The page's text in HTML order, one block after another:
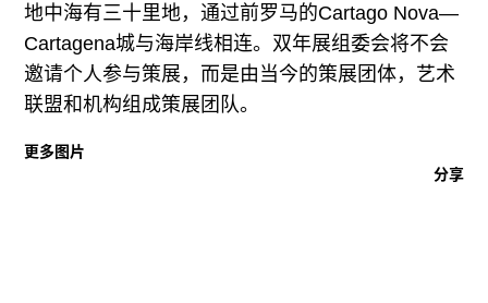
ENGLISH
ART & EDUCATION
广告
订阅
地中海有三十里地，通过前罗马的Cartago Nova—
Cartagena城与海岸线相连。双年展组委会将不会
邀请个人参与策展，而是由当今的策展团体，艺术
联盟和机构组成策展团队。
更多图片
分享